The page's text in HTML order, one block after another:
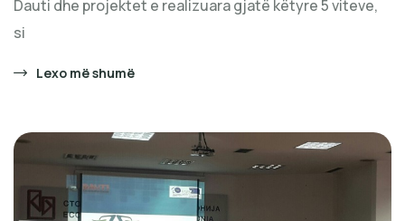
Dauti dhe projektet e realizuara gjatë këtyre 5 viteve,
si
Lexo më shumë